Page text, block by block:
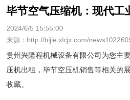
毕节空气压缩机：现代工
2024/6/5 15:55:00
来源：http://bijie.xlcjx.com/
贵州兴隆程机械设备有限公司为您主
压机出租，毕节空压机销售等相关的
收藏。